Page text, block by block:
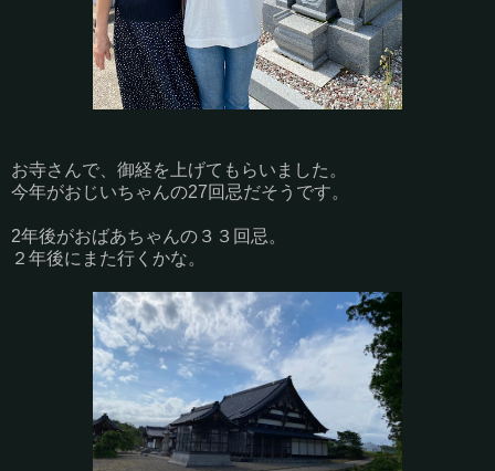
お寺さんで、御経を上げてもらいました。
今年がおじいちゃんの27回忌だそうです。
2年後がおばあちゃんの３３回忌。
２年後にまた行くかな。